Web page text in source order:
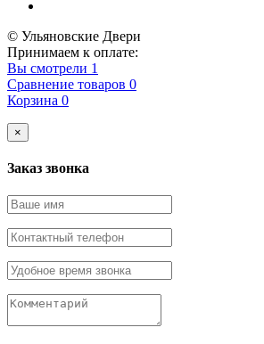
© Ульяновские Двери
Принимаем к оплате:
Вы смотрели 1
Сравнение товаров 0
Корзина 0
×
Заказ звонка